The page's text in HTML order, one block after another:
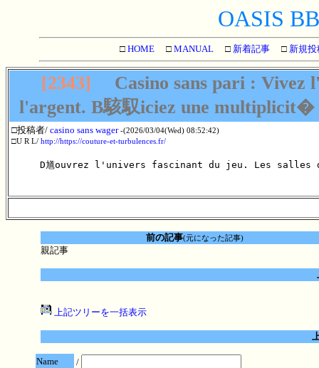
OASIS
□ HOME □ MANUAL □ 新着記事 □ 新規投
[2343]
Casino sans pari : Vivez
l'argent. B駭馭iciez une multiplicit�
□投稿者/ casino sans wager -(2026/03/04(Wed) 08:52:42)
□U R L/ http://https://couture-et-turbulences.fr/
D馗ouvrez l'univers fascinant du jeu. Les salles
前の記事(元になった記事)
親記事
上記ツリーを一括表示
Name
/